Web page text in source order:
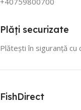
Plăți securizate
Plătești în siguranță cu
FishDirect